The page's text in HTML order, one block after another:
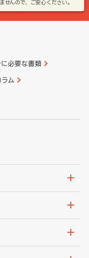
せんので、ご安心ください。
に必要な書類
ム